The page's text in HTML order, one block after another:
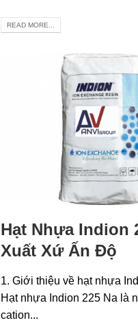
READ MORE...
Hạt Nhựa Indion
Xuất Xứ Ấn Độ
1. Giới thiệu về hạt nhựa
Hạt nhựa Indion 225 Na là
cation...